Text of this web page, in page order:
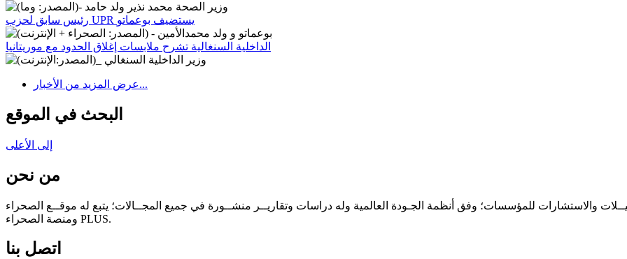
رئيس سابق لحزب UPR يستضيف بوعماتو
الداخلية السنغالية تشرح ملابسات إغلاق الحدود مع موريتانيا
عرض المزيد من الأخبار...
البحث في الموقع
إلى الأعلى
من نحن
والاستشارات للمؤسسات؛ وفق أنظمة الجـودة العالمية وله دراسات وتقاريــر منشــورة في جميع المجــالات؛ يتبع له موقــع الصحراء
ومنصة الصحراء PLUS.
اتصل بنا